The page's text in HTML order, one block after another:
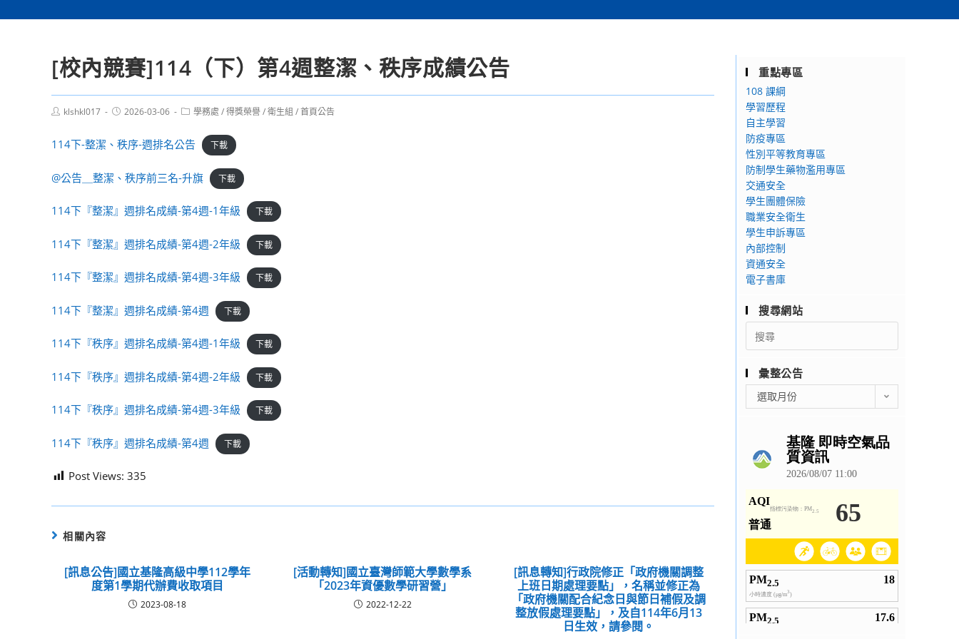
[校內競賽]114（下）第4週整潔、秩序成績公告
Postklshkl017
Post2026-03-06
Post學務處 /得獎榮譽/衛生組 /首頁公告
114下-整潔、秩序-週排名公告 下載
@公告＿整潔、秩序前三名-升旗 下載
114下『整潔』週排名成績-第4週-1年級 下載
114下『整潔』週排名成績-第4週-2年級 下載
114下『整潔』週排名成績-第4週-3年級 下載
114下『整潔』週排名成績-第4週 下載
114下『秩序』週排名成績-第4週-1年級 下載
114下『秩序』週排名成績-第4週-2年級 下載
114下『秩序』週排名成績-第4週-3年級 下載
114下『秩序』週排名成績-第4週 下載
Post Views: 335
相關內容
[訊息公告]國立基隆高級中學112學年
度第1學期代辦費收取項目
2023-08-18
[活動轉知]國立臺灣師範大學數學系
「2023年資優數學研習營」
2022-12-22
[訊息轉知]行政院修正「政府機關調整
上班日期處理要點」，名稱並修正為
「政府機關配合紀念日與節日補假及調
整放假處理要點」，及自114年6月13
日生效，請參閱。
重點專區
108 課綱
學習歷程
自主學習
防疫專區
性別平等教育專區
防制學生藥物濫用專區
交通安全
學生團體保險
職業安全衛生
學生申訴專區
內部控制
資通安全
電子書庫
搜尋網站
Search
for:
彙整公告
整
選取月份